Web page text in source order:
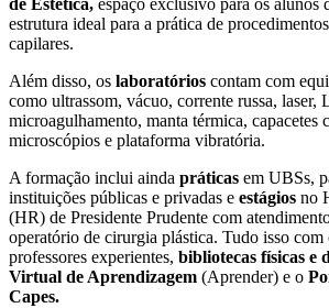
de Estética, espaço exclusivo para os alunos
estrutura ideal para a prática de
capilares.
Além disso, os laboratórios contam com
como ultrassom, vácuo, corrente russa, laser,
microagulhamento, manta térmica, capacetes
microscópios e plataforma vibratória.
A formação inclui ainda práticas em UBSs,
instituições públicas e privadas e estágios no
(HR) de Presidente Prudente com
operatório de cirurgia plástica. Tudo isso com
professores experientes, bibliotecas físicas e
Virtual de Aprendizagem (Aprender) e o
Capes.